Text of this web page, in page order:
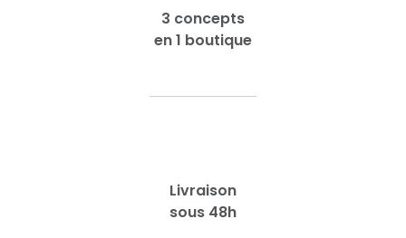
3 concepts
en 1 boutique
Livraison
sous 48h